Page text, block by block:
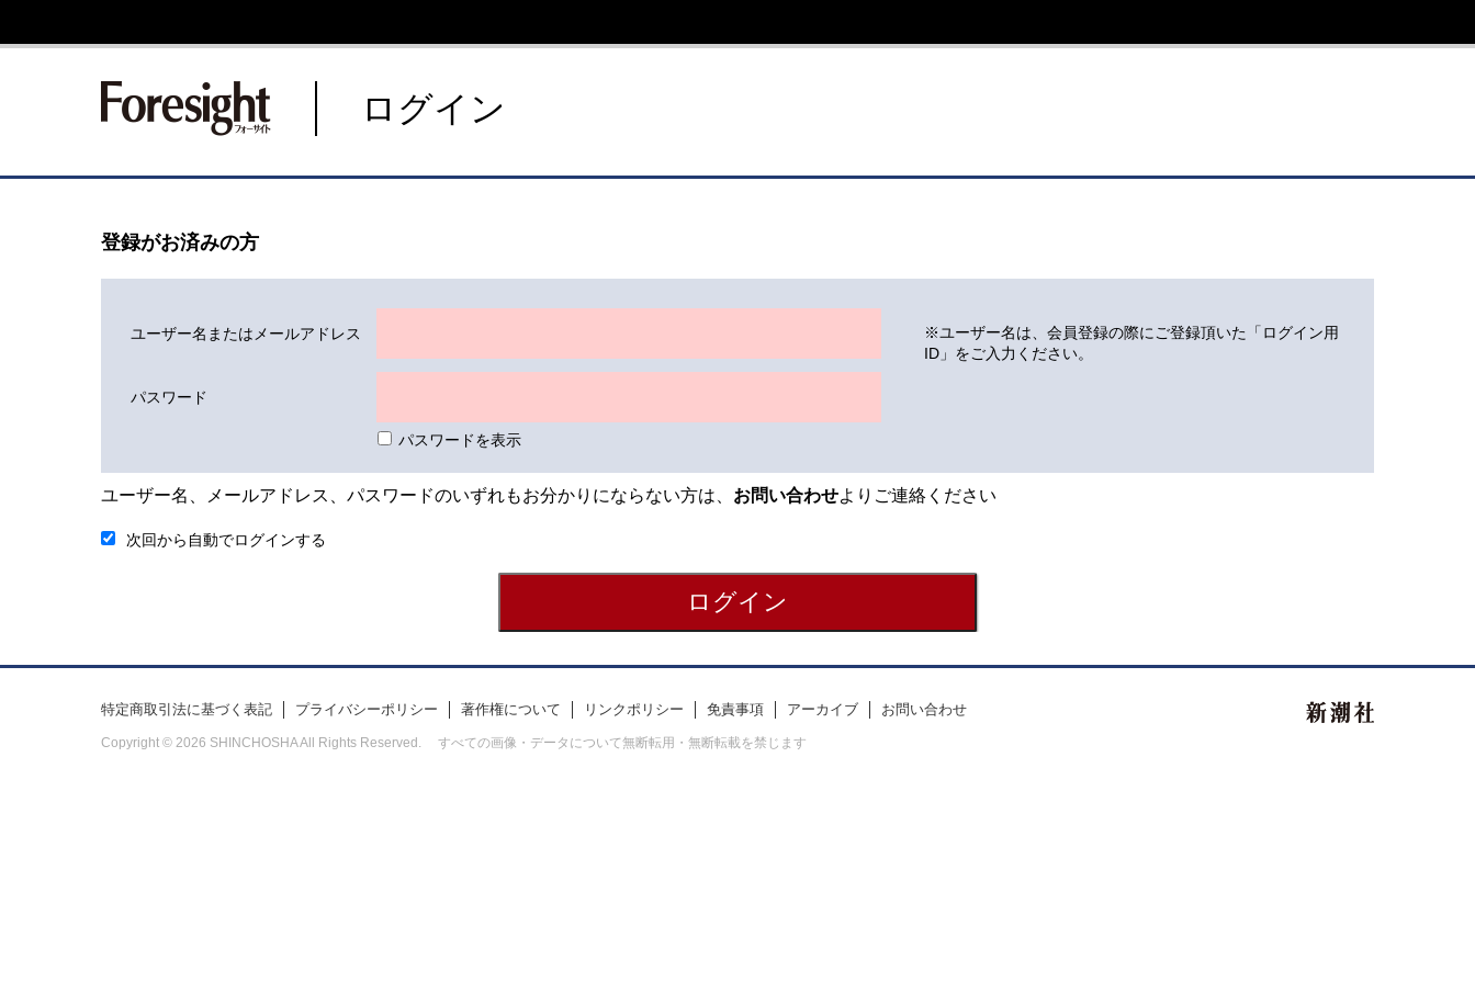
新潮社 Foresight フォーサイト
ログイン
登録がお済みの方
ユーザー名またはメールアドレス
パスワード
パスワードを表示
※ユーザー名は、会員登録の際にご登録頂いた「ログイン用
ID」をご入力ください。
ユーザー名、メールアドレス、パスワードのいずれもお分かりにならない方は、 お問い合わせよりご連絡ください
次回から自動でログインする
特定商取引法に基づく表記 プライバシーポリシー 著作権について リンクポリシー 免責事項 アーカイブ お問い合わせ
Copyright © 2026 SHINCHOSHA All Rights Reserved. すべての画像・データについて無断転用・無断転載を禁じます